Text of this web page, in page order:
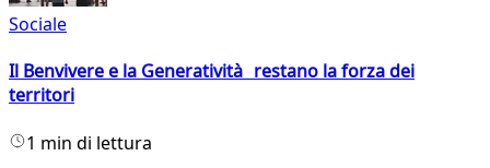
Sociale
Il Benvivere e la Generatività restano la forza dei
territori
1 min di lettura